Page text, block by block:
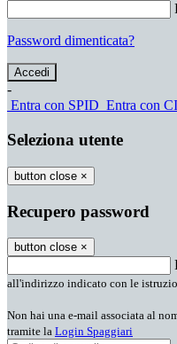
Password dimenticata?
-
Entra con SPID Entra con
Seleziona utente
button close ×
Recupero password
button close ×
all'indirizzo indicato con le
Non hai una e-mail associata al
tramite la Login Spaggiari